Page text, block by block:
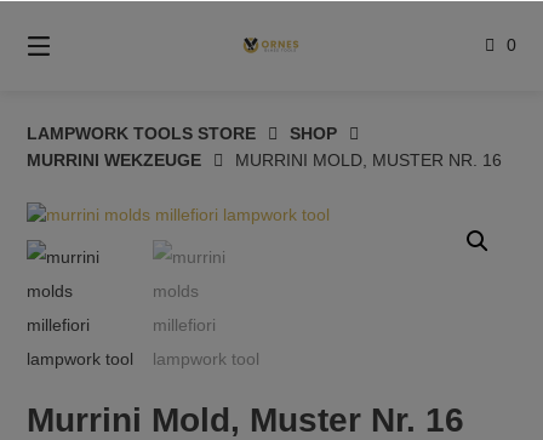
zum
Inhalt
0
LAMPWORK TOOLS STORE
SHOP
MURRINI WEKZEUGE
MURRINI MOLD, MUSTER NR. 16
Murrini Mold, Muster Nr. 16